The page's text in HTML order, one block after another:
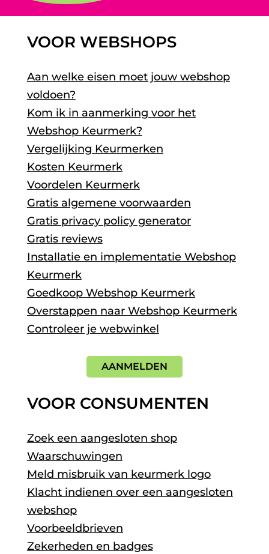
VOOR WEBSHOPS
Aan welke eisen moet jouw webshop
voldoen?
Kom ik in aanmerking voor het
Webshop Keurmerk?
Vergelijking Keurmerken
Kosten Keurmerk
Voordelen Keurmerk
Gratis algemene voorwaarden
Gratis privacy policy generator
Gratis reviews
Installatie en implementatie Webshop
Keurmerk
Goedkoop Webshop Keurmerk
Overstappen naar Webshop Keurmerk
Controleer je webwinkel
AANMELDEN
VOOR CONSUMENTEN
Zoek een aangesloten shop
Waarschuwingen
Meld misbruik van keurmerk logo
Klacht indienen over een aangesloten
webshop
Voorbeeldbrieven
Zekerheden en badges